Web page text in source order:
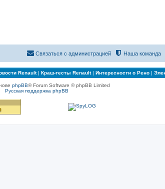
Наша команда
Связаться с администрацией
Renault| Краш-тесты Renault| Интересности о Рено|
phpBB® Forum Software © phpBB Limited
Русская поддержка phpBB